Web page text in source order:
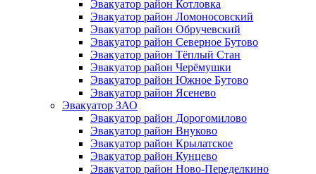
Эвакуатор район Котловка
Эвакуатор район Ломоносовский
Эвакуатор район Обручевский
Эвакуатор район Северное Бутово
Эвакуатор район Тёплый Стан
Эвакуатор район Черёмушки
Эвакуатор район Южное Бутово
Эвакуатор район Ясенево
Эвакуатор ЗАО
Эвакуатор район Дорогомилово
Эвакуатор район Внуково
Эвакуатор район Крылатское
Эвакуатор район Кунцево
Эвакуатор район Ново-Переделкино